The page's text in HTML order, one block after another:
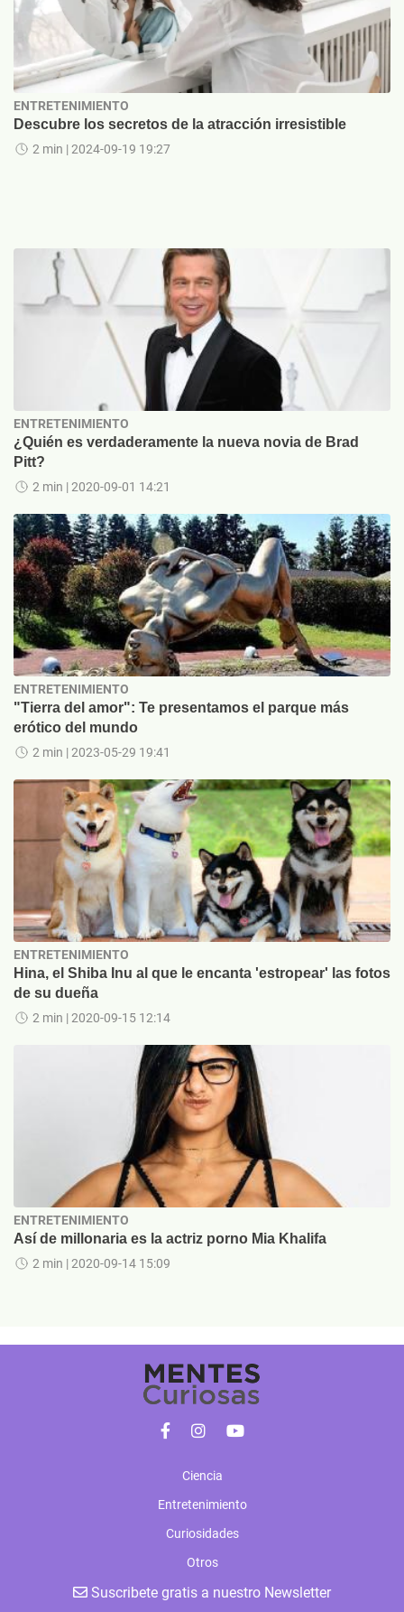
ENTRETENIMIENTO
Descubre los secretos de la atracción irresistible
2 min | 2024-09-19 19:27
ENTRETENIMIENTO
¿Quién es verdaderamente la nueva novia de Brad
Pitt?
2 min | 2020-09-01 14:21
ENTRETENIMIENTO
"Tierra del amor": Te presentamos el parque más
erótico del mundo
2 min | 2023-05-29 19:41
ENTRETENIMIENTO
Hina, el Shiba Inu al que le encanta 'estropear' las fotos
de su dueña
2 min | 2020-09-15 12:14
ENTRETENIMIENTO
Así de millonaria es la actriz porno Mia Khalifa
2 min | 2020-09-14 15:09
Ciencia
Entretenimiento
Curiosidades
Otros
Suscribete gratis a nuestro Newsletter